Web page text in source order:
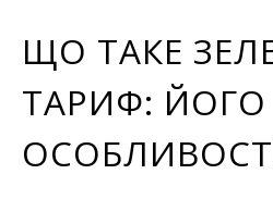
ЩО ТАКЕ
ТАРИФ: ЙОГО